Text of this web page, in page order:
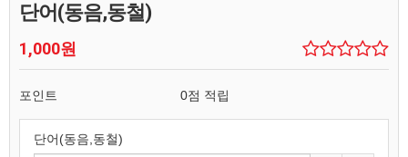
단어(동음,동철)
1,000원
포인트 0점 적립
단어(동음,동철)